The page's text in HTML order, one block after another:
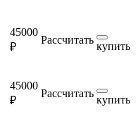
45000
₽
Рассчитать
купить
45000
₽
Рассчитать
купить